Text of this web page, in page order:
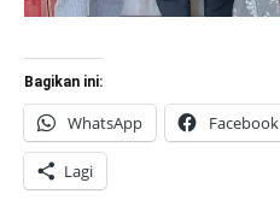
Bagikan ini:
WhatsApp Facebook
Lagi